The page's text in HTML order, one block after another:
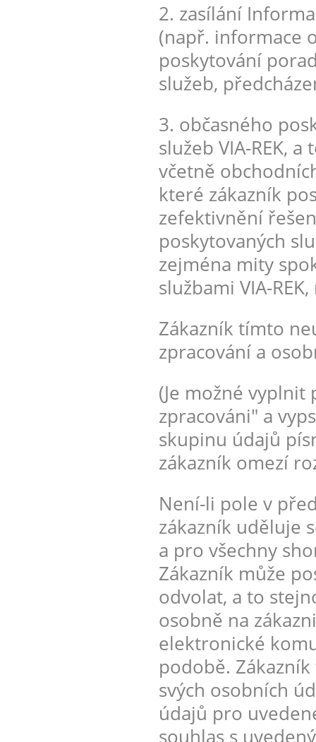
2. zasílání
(např. informace
poskytování
služeb,
3. občasného
služeb VIA-REK,
včetně
které zákazník
zefektivnění
poskytovaných
zejména mity
službami VIA-
Zákazník tímto
zpracování a
(Je možné vyplnit
zpracováni" a
skupinu údajů
zákazník omezí
Není-li pole v
zákazník uděluje
a pro všechny
Zákazník může
odvolat, a to
osobně na
elektronické
podobě.
svých osobních
údajů pro
souhlas s